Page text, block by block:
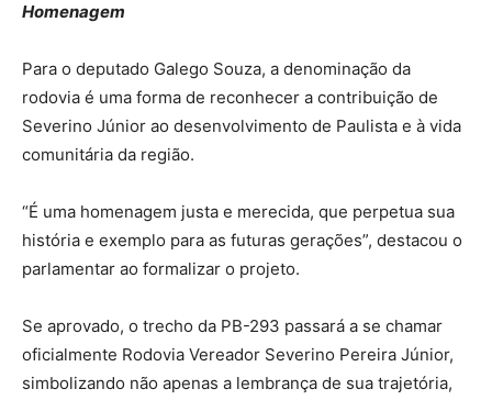
Homenagem
Para o deputado Galego Souza, a denominação da
rodovia é uma forma de reconhecer a contribuição de
Severino Júnior ao desenvolvimento de Paulista e à vida
comunitária da região.
“É uma homenagem justa e merecida, que perpetua sua
história e exemplo para as futuras gerações”, destacou o
parlamentar ao formalizar o projeto.
Se aprovado, o trecho da PB-293 passará a se chamar
oficialmente Rodovia Vereador Severino Pereira Júnior,
simbolizando não apenas a lembrança de sua trajetória,